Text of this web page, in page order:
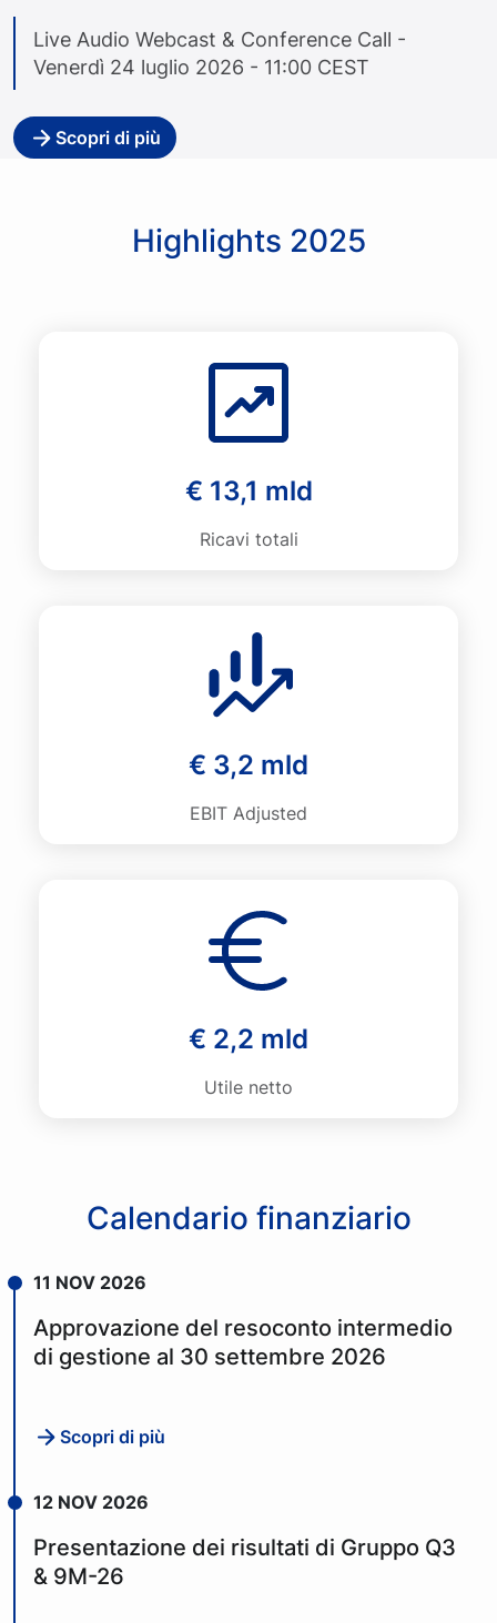
Live Audio Webcast & Conference Call -
Venerdì 24 luglio 2026 - 11:00 CEST
Scopri di più
Highlights 2025
€ 13,1 mld
Ricavi totali
€ 3,2 mld
EBIT Adjusted
€ 2,2 mld
Utile netto
Calendario finanziario
11 NOV 2026
Approvazione del resoconto intermedio
di gestione al 30 settembre 2026
Scopri di più
12 NOV 2026
Presentazione dei risultati di Gruppo Q3
& 9M-26